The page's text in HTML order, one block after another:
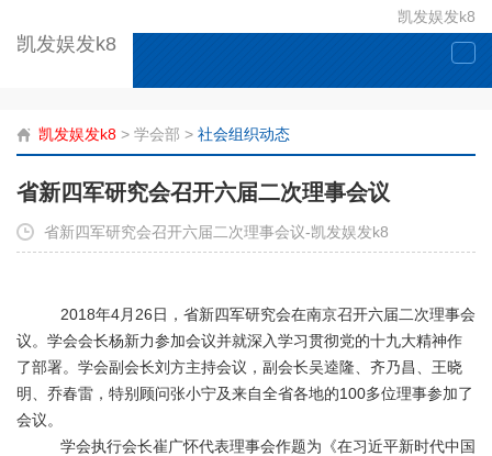
凯发娱发k8
凯发娱发k8
凯发娱发k8 > 学会部 > 社会组织动态
省新四军研究会召开六届二次理事会议
省新四军研究会召开六届二次理事会议-凯发娱发k8
2018年4月26日，省新四军研究会在南京召开六届二次理事会
议。学会会长杨新力参加会议并就深入学习贯彻党的十九大精神作
了部署。学会副会长刘方主持会议，副会长吴逵隆、齐乃昌、王晓
明、乔春雷，特别顾问张小宁及来自全省各地的100多位理事参加了
会议。
学会执行会长崔广怀代表理事会作题为《在习近平新时代中国